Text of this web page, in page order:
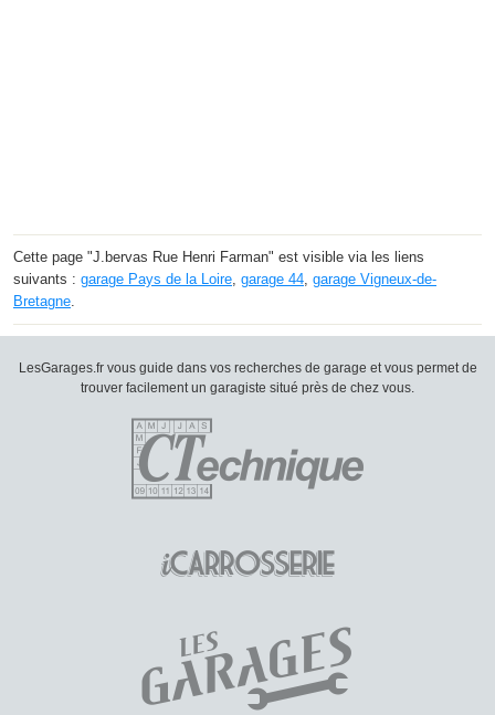
Cette page "J.bervas Rue Henri Farman" est visible via les liens
suivants : garage Pays de la Loire, garage 44, garage Vigneux-de-
Bretagne.
LesGarages.fr vous guide dans vos recherches de garage et vous permet de
trouver facilement un garagiste situé près de chez vous.